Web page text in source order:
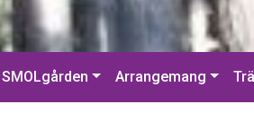
SMOLgården Arrangemang